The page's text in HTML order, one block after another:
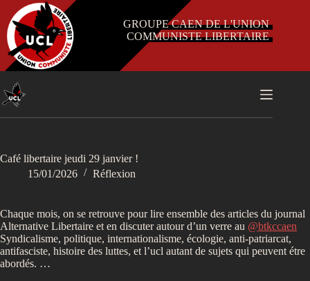
Passer
contenu
GROUPE CAEN DE L'UNION
COMMUNISTE LIBERTAIRE
Café libertaire jeudi 29 janvier !
15/01/2026
Réflexion
Chaque mois, on se retrouve pour lire ensemble des articles du journal
Alternative Libertaire et en discuter autour d’un verre au @btkccaen
Syndicalisme, politique, internationalisme, écologie, anti-patriarcat,
antifasciste, histoire des luttes, et l’ucl autant de sujets qui peuvent étre
abordés. …